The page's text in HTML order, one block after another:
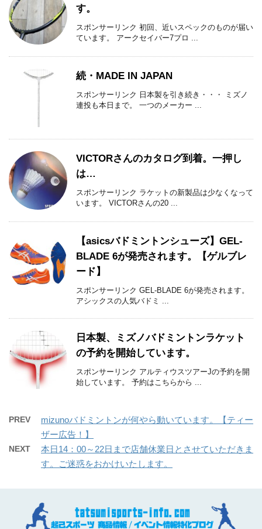
す。
スポンサーリンク 初回、近いスペックのものが届い
ています。 アークセイバー7プロ ...
続・MADE IN JAPAN
スポンサーリンク 日本製を引き続き・・・ ミズノ
連投も本日まで。 一つのメーカー ...
VICTORさんのカタログ到着。一押し
は…
スポンサーリンク ラケットの新製品は少なくなって
います。 VICTORさんの20 ...
【asicsバドミントンシューズ】GEL-
BLADE 6が発売されます。【ゲルブレ
ード】
スポンサーリンク GEL-BLADE 6が発売されます。
アシックスの人気バドミ ...
日本製、ミズノバドミントンラケット
の予約を開始しています。
スポンサーリンク アルティウスツアーJの予約を開
始しています。 予約はこちらから ...
PREV
mizunoバドミントンが何やら動いています。【ティー
ザー広告！】
NEXT
本日14：00～22日まで店舗休業日とさせていただきま
す。ご迷惑をおかけいたします。